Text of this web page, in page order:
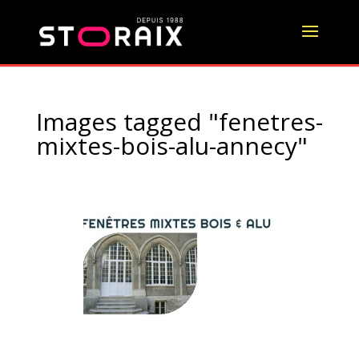
Images tagged "fenetres-
mixtes-bois-alu-annecy"